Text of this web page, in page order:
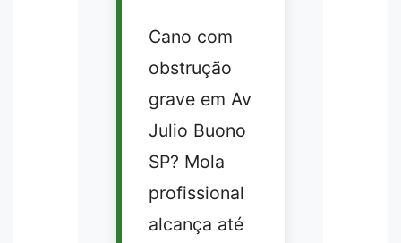
Cano com
obstrução
grave em Av
Julio Buono
SP? Mola
profissional
alcança até